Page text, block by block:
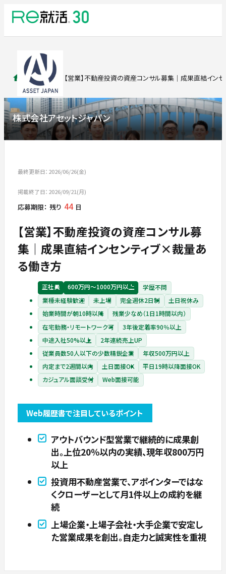
求人検索 【営業】不動産投資の資産コンサル募集｜成果直結イン
株式会社アセットジャパン
最終更新日：2026/06/26(金)
掲載終了日：2026/09/21(月)
応募期限： 残り 44 日
【営業】不動産投資の資産コンサル募
集｜成果直結インセンティブ×裁量あ
る働き方
正社員 600万円〜1000万円以上
学歴不問
業種未経験歓迎
未上場 完全週休2日制
土日祝休み
始業時間が朝10時以降
残業少なめ（1日1時間以内）
在宅勤務・リモートワーク可
3年後定着率90％以上
中途入社50%以上
2年連続売上UP
従業員数50人以下の少数精鋭企業
年収500万円以上
内定まで2週間以内
土日面接OK
平日19時以降面接OK
カジュアル面談受付
Web面接可能
Web履歴書で注目しているポイント
アウトバウンド型営業で継続的に成果創
出。上位20％以内の実績、現年収800万円
以上
投資用不動産営業で、アポインターではな
くクローザーとして月1件以上の成約を継
続
上場企業・上場子会社・大手企業で安定し
た営業成果を創出。自走力と誠実性を重視